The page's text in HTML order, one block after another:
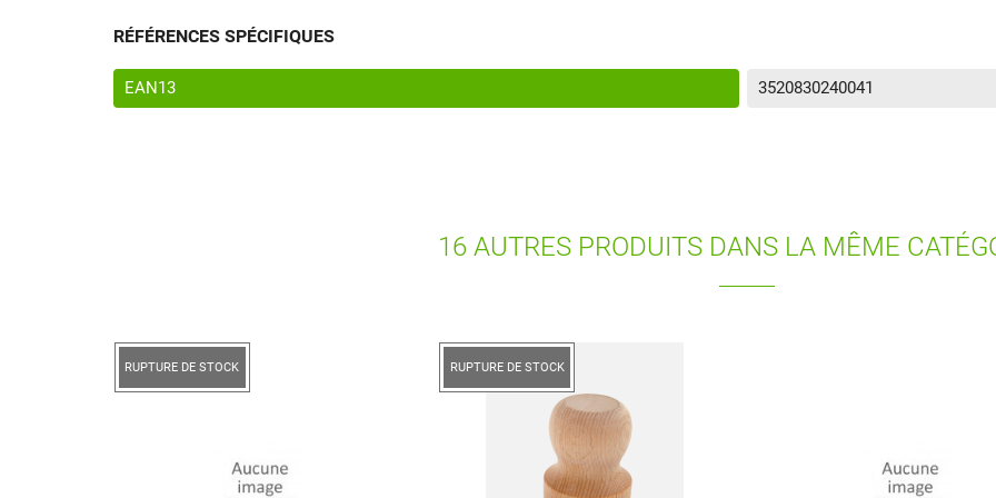
RÉFÉRENCES SPÉCIFIQUES
EAN13 3520830240041
16 AUTRES PRODUITS DANS LA MÊME
RUPTURE DE STOCK RUPTURE DE STOCK